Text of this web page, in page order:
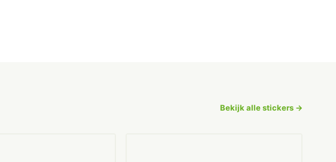
Bekijk alle stickers →